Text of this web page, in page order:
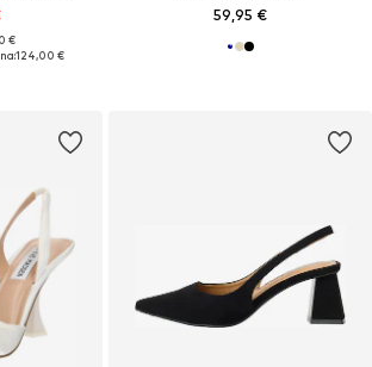
€
124,00 €
59,95 €